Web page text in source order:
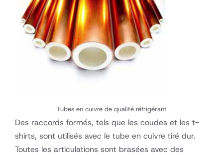
Tubes en cuivre de qualité réfrigérant
Des raccords formés, tels que les coudes et les t-
shirts, sont utilisés avec le tube en cuivre tiré dur.
Toutes les articulations sont brasées avec des